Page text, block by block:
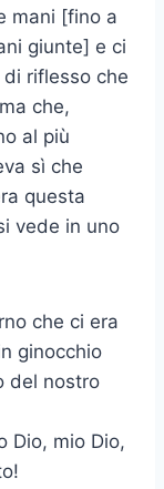
mani [fino a
giunte] e ci
riflesso che
che,
al più
sì che
questa
vede in uno
che ci era
ginocchio
del nostro
Dio, mio Dio,